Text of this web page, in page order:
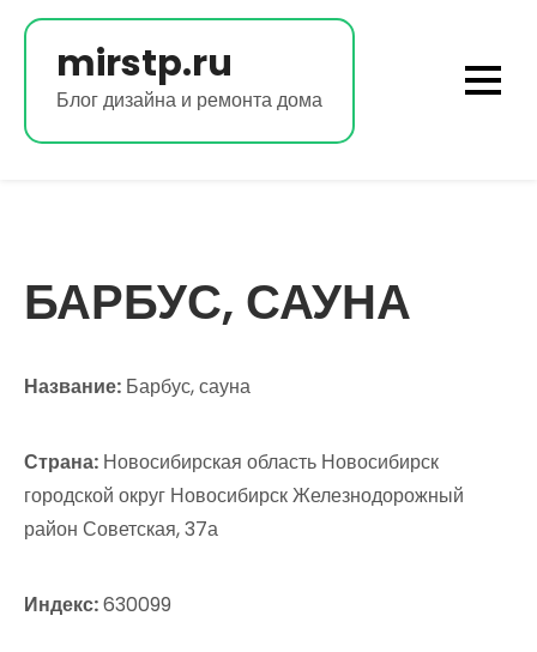
Перейти
содержимомуmirstp.ru
Блог дизайна и ремонта дома
БАРБУС, САУНА
Название: Барбус, сауна
Страна: Новосибирская область Новосибирск
городской округ Новосибирск Железнодорожный
район Советская, 37а
Индекс:630099